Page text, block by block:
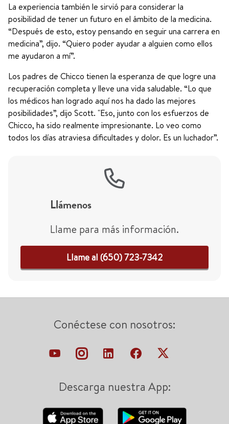
La experiencia también le sirvió para considerar la
posibilidad de tener un futuro en el ámbito de la medicina.
“Después de esto, estoy pensando en seguir una carrera en
medicina”, dijo. “Quiero poder ayudar a alguien como ellos
me ayudaron a mí”.
Los padres de Chicco tienen la esperanza de que logre una
recuperación completa y lleve una vida saludable. “Lo que
los médicos han logrado aquí nos ha dado las mejores
posibilidades”, dijo Scott. "Eso, junto con los esfuerzos de
Chicco, ha sido realmente impresionante. Lo veo como
todos los días atraviesa dificultades y dolor. Es un luchador”.
Llámenos
Llame para más información.
Llame al (650) 723-7342
Conéctese con nosotros:
Descarga nuestra App: